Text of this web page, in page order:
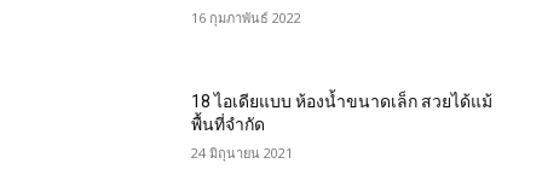
16 กุมภาพันธ์ 2022
18 ไอเดียแบบ ห้องน้ำขนาดเล็ก สวยได้แม้
พื้นที่จำกัด
24 มิถุนายน 2021